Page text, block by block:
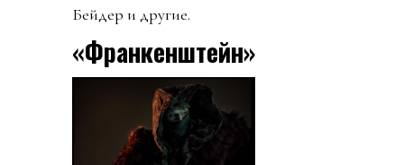
Бейдер и другие.
«Франкенштейн»